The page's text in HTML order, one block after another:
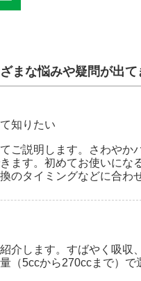
まな悩みや疑問が出
知りたい
ご説明します。さわや
ます。初めてお使いに
のタイミングなどに合わ
介します。すばやく吸
（5ccから270ccまで）で